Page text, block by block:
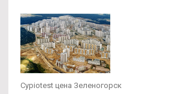
Cypiotest цена Зеленогорск